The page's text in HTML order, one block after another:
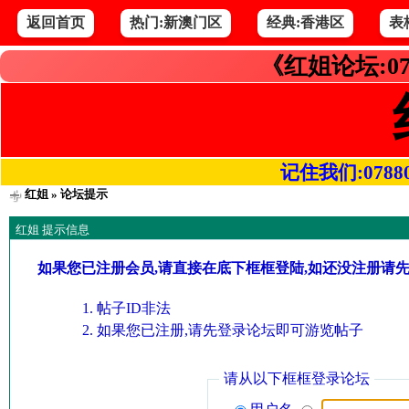
返回首页 热门:新澳门区 经典:香港区 表
《红姐论坛
记住我们
红姐» 论坛提示
红姐 提示信息
如果您已注册会员,请直接在底下框框登陆,如还没注册请
帖子ID非法
如果您已注册,请先登录论坛即可游览帖子
请从以下框框登录论坛